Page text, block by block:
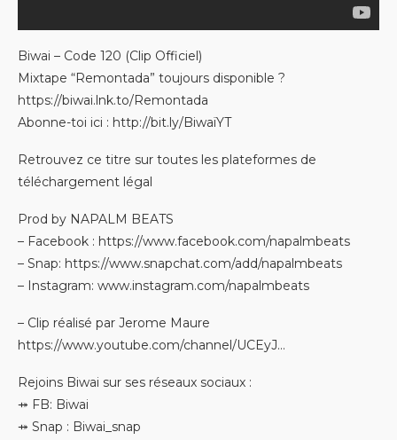
Biwai – Code 120 (Clip Officiel)
Mixtape “Remontada” toujours disponible ?
https://biwai.lnk.to/Remontada
Abonne-toi ici : http://bit.ly/BiwaïYT
Retrouvez ce titre sur toutes les plateformes de
téléchargement légal
Prod by NAPALM BEATS
– Facebook : https://www.facebook.com/napalmbeats
– Snap: https://www.snapchat.com/add/napalmbeats
– Instagram: www.instagram.com/napalmbeats
– Clip réalisé par Jerome Maure
https://www.youtube.com/channel/UCEyJ…
Rejoins Biwai sur ses réseaux sociaux :
⤀ FB: Biwai
⤀ Snap : Biwai_snap